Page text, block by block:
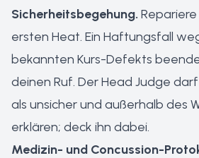
Sicherheitsbegehung.
ersten Heat. Ein Haftungsfall
bekannten Kurs-Defekts
deinen Ruf. Der Head Judge
als unsicher und außerhalb des
erklären; deck ihn dabei.
Medizin- und Concussion-